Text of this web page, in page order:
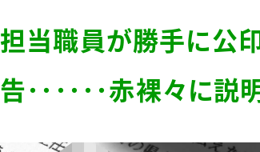
担当職員が勝手に公
告･･････赤裸々に説